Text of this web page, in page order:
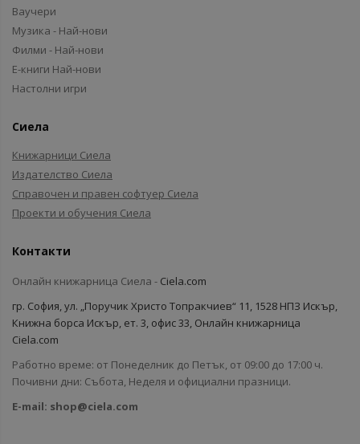
Ваучери
Музика - Най-нови
Филми - Най-нови
Е-книги Най-нови
Настолни игри
Сиела
Книжарници Сиела
Издателство Сиела
Справочен и правен софтуер Сиела
Проекти и обучения Сиела
Контакти
Онлайн книжарница Сиела - Ciela.com
гр. София, ул. „Поручик Христо Топракчиев“ 11, 1528 НПЗ Искър,
Книжна борса Искър, ет. 3, офис 33, Онлайн книжарница
Ciela.com
Работно време: от Понеделник до Петък, от 09:00 до 17:00 ч.
Почивни дни: Събота, Неделя и официални празници.
E-mail: shop@ciela.com